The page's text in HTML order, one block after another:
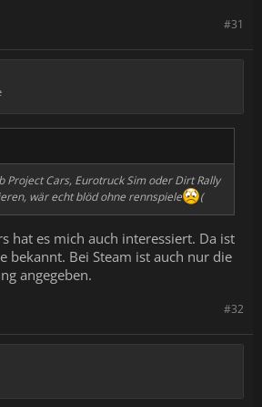
#31
Project Cars, Eurotruck Sim oder Dirt Rally
wär echt blöd ohne rennspiele
(
hat es mich auch interessiert. Da ist
bekannt. Bei Steam ist auch nur die
angegeben.
#32